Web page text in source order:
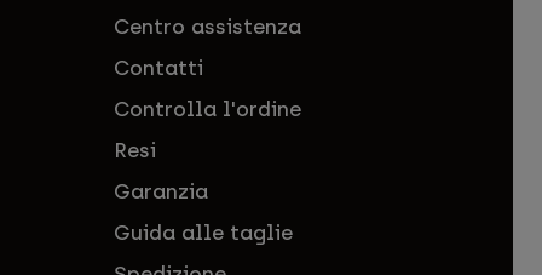
Centro assistenza
Contatti
Controlla l'ordine
Resi
Garanzia
Guida alle taglie